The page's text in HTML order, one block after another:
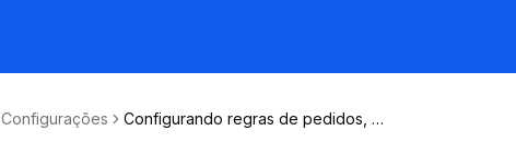
Configurações
Configurando regras de pedidos, s